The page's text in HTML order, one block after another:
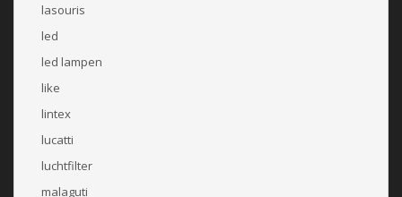
lasouris
led
led lampen
like
lintex
lucatti
luchtfilter
malaguti